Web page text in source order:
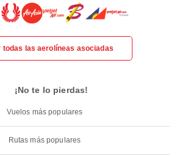
todas las aerolíneas asociadas
¡No te lo pierdas!
Vuelos más populares
Rutas más populares